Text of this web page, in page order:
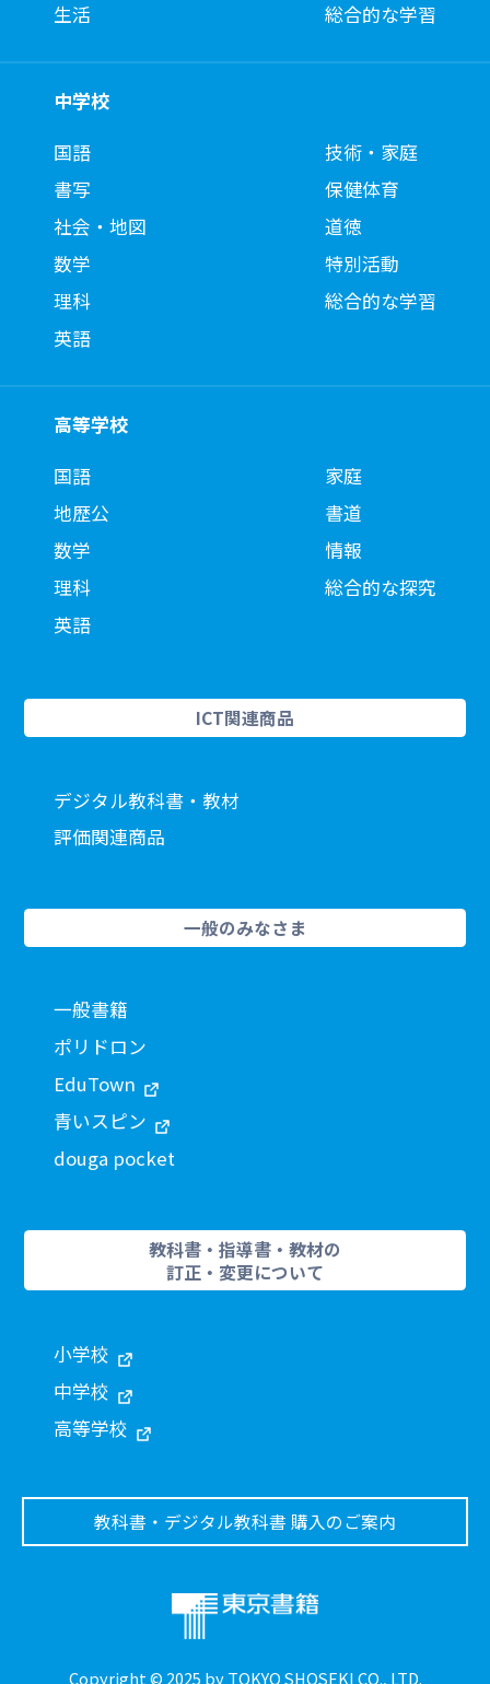
Copyright © 2025 by TOKYO SHOSEKI CO., LTD.
生活
総合的な学習
中学校
国語
書写
社会・地図
数学
理科
英語
技術・家庭
保健体育
道徳
特別活動
総合的な学習
高等学校
国語
地歴公
数学
理科
英語
家庭
書道
情報
総合的な探究
ICT関連商品
デジタル教科書・教材
評価関連商品
一般のみなさま
一般書籍
ポリドロン
EduTown
青いスピン
douga pocket
教科書・指導書・教材の
訂正・変更について
小学校
中学校
高等学校
教科書・デジタル教科書 購入のご案内